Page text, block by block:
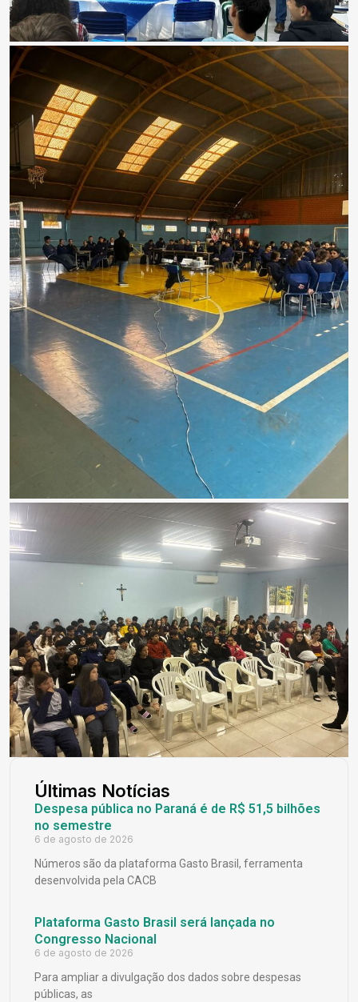
Últimas Notícias
Despesa pública no Paraná é de R$ 51,5 bilhões
no semestre
6 de agosto de 2026
Números são da plataforma Gasto Brasil, ferramenta
desenvolvida pela CACB
Plataforma Gasto Brasil será lançada no
Congresso Nacional
6 de agosto de 2026
Para ampliar a divulgação dos dados sobre despesas
públicas, as